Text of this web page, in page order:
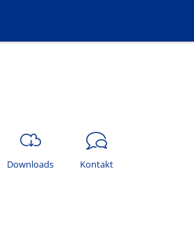
Downloads Kontakt